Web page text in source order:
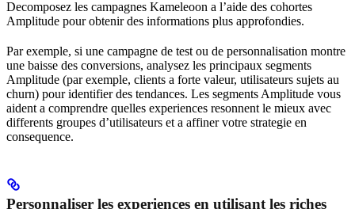
Decomposez les campagnes Kameleoon a l’aide des cohortes
Amplitude pour obtenir des informations plus approfondies.
Par exemple, si une campagne de test ou de personnalisation montre
une baisse des conversions, analysez les principaux segments
Amplitude (par exemple, clients a forte valeur, utilisateurs sujets au
churn) pour identifier des tendances. Les segments Amplitude vous
aident a comprendre quelles experiences resonnent le mieux avec
differents groupes d’utilisateurs et a affiner votre strategie en
consequence.
Personnaliser les experiences en utilisant les riches